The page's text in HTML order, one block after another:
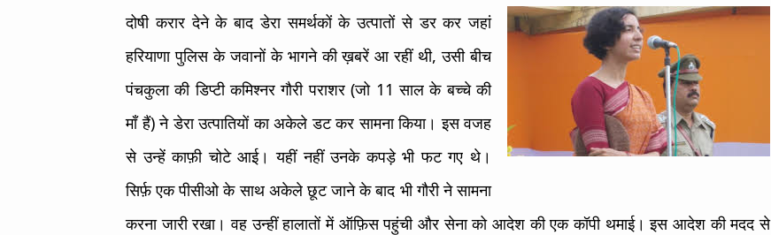
दोषी करार देने के बाद डेरा समर्थकों के उत्पातों से डर कर जहां
हरियाणा पुलिस के जवानों के भागने की ख़बरें आ रहीं थी, उसी बीच
पंचकुला की डिप्टी कमिश्नर गौरी पराशर (जो 11 साल के बच्चे की
माँ हैं) ने डेरा उत्पातियों का अकेले डट कर सामना किया। इस वजह
से उन्हें काफ़ी चोटे आई। यहीं नहीं उनके कपड़े भी फट गए थे।
सिर्फ़ एक पीसीओ के साथ अकेले छूट जाने के बाद भी गौरी ने सामना
करना जारी रखा। वह उन्हीं हालातों में ऑफ़िस पहुंची और सेना को आदेश की एक कॉपी थमाई। इस आदेश की मदद से